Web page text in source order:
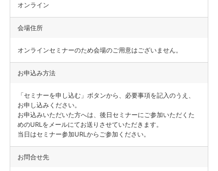
オンライン
会場住所
オンラインセミナーのため会場のご用意はございません。
お申込み方法
「セミナーを申し込む」ボタンから、必要事項を記入のうえ、
お申し込みください。
お申込みいただいた方へは、後日セミナーにご参加いただくた
めのURLをメールにてお送りさせていただきます。
当日はセミナー参加URLからご参加ください。
お問合せ先